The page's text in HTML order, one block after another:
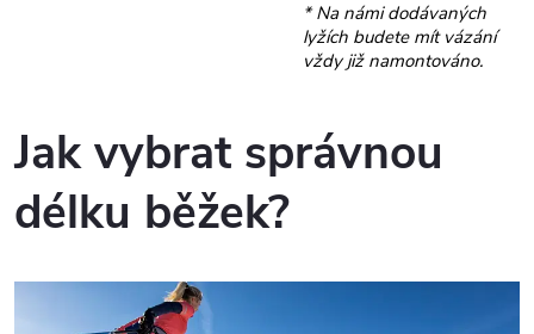
* Na námi dodávaných
lyžích budete mít vázání
vždy již namontováno.
Jak vybrat správnou
délku běžek?